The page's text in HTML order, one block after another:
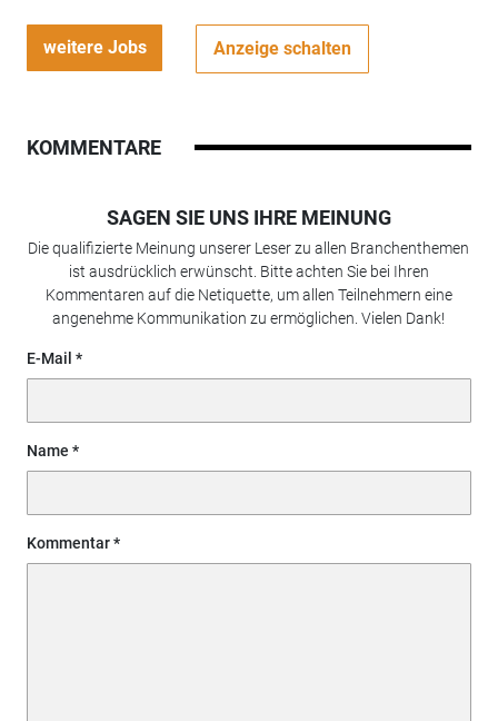
weitere Jobs Anzeige schalten
KOMMENTARE
SAGEN SIE UNS IHRE MEINUNG
Die qualifizierte Meinung unserer Leser zu allen Branchenthemen
ist ausdrücklich erwünscht. Bitte achten Sie bei Ihren
Kommentaren auf die Netiquette, um allen Teilnehmern eine
angenehme Kommunikation zu ermöglichen. Vielen Dank!
E-Mail
Name
Kommentar